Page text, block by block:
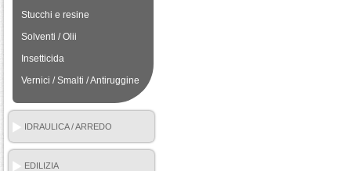
Stucchi e resine
Solventi / Olii
Insetticida
Vernici / Smalti / Antiruggine
IDRAULICA / ARREDO
BAGNO
EDILIZIA